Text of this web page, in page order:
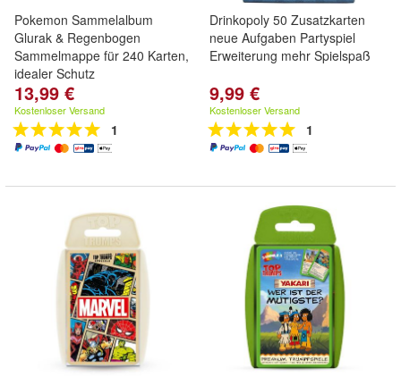
Pokemon Sammelalbum
Glurak & Regenbogen
Sammelmappe für 240 Karten,
idealer Schutz
13,99 €
Kostenloser Versand
1
Drinkopoly 50 Zusatzkarten
neue Aufgaben Partyspiel
Erweiterung mehr Spielspaß
9,99 €
Kostenloser Versand
1